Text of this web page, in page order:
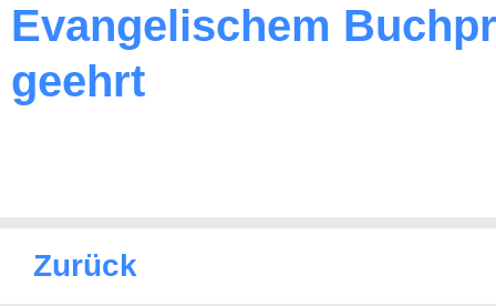
Evangelischem
geehrt
Zurück